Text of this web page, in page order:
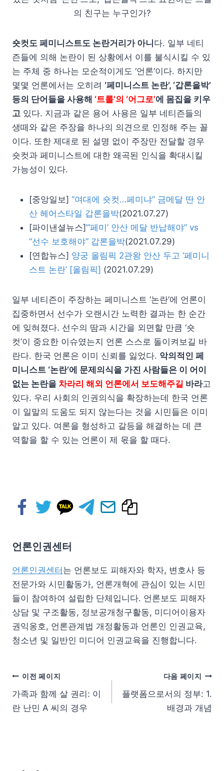
의 친구는 누구인가?
숏컷도 페미니스트도 논란거리가 아니다. 일부 네티
즌들에 의해 논란이 된 상황에서 이를 불식시킬 수 있
는 주체 중 하나는 모순적이게도 ‘언론’이다. 하지만
몇몇 언론에서는 오히려 ‘페미니스트 논란’, ‘갑론을박’
등의 단어들을 사용해 ‘트롤’의 ‘어그로’에 몸집을 키우
고 있다. 지금과 같은 용어 사용은 일부 네티즌들의
생떼와 같은 주장을 하나의 의견으로 인정해 주는 꼴
이다. 또한 제대로 된 설명 없이 주장만 전달할 경우
숏컷과 페미니스트에 대한 왜곡된 인식을 확대시킬
가능성이 있다.
[중앙일보] “여대에 숏컷…페미냐” 금메달 딴 안
산 헤어스타일 갑론을박(2021.07.27)
[파이낸셜뉴스]“‘페미’ 안산 메달 반납해야” vs
“선수 보호해야” 갑론을박(2021.07.29)
[연합뉴스] 양궁 올림픽 2관왕 안산 두고 ‘페미니
스트 논란’ [올림픽] (2021.07.29)
일부 네티즌이 주장하는 페미니스트 ‘논란’에 언론이
집중하면서 선수가 오랜시간 노력한 결과는 한 순간
에 잊혀졌다. 선수의 땀과 시간을 외면할 만큼 ‘숏
컷’이 중요한 이슈였는지 언론 스스로 돌이켜보길 바
란다. 한국 언론은 이미 신뢰를 잃었다. 악의적인 페
미니스트 ‘논란’에 문제의식을 가진 사람들은 이 어이
없는 논란을 차라리 해외 언론에서 보도해주길 바라고
있다. 우리 사회의 인권의식을 확장하는데 한국 언론
이 일말의 도움도 되지 않는다는 것을 시민들은 이미
알고 있다. 여론을 형성하고 갈등을 해결하는 데 큰
역할을 할 수 있는 언론이 제 몫을 할 때다.
언론인권센터
언론인권센터 는 언론보도 피해자와 학자, 변호사 등
전문가와 시민활동가, 언론개혁에 관심이 있는 시민
들이 참여하여 설립한 단체입니다. 언론보도 피해자
상담 및 구조활동, 정보공개청구활동, 미디어이용자
권익옹호, 언론관계법 개정활동과 언론인 인권교육,
청소년 및 일반인 미디어 인권교육을 진행합니다.
이전 페이지
가족과 함께 살 권리: 이
란 난민 A 씨의 경우
다음 페이지
플랫폼으로서의 정부: 1.
배경과 개념